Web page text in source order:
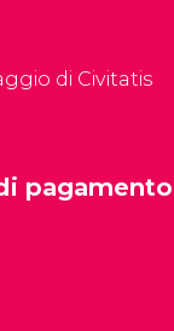
di Civitatis
pagamento